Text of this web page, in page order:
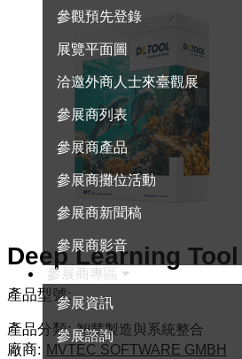
參觀預先登錄
展覽平面圖
洽邀外商人士來臺觀展
參展商列表
參展商產品
參展商攤位活動
參展商新聞稿
參展商影音
參展商專區
參展資訊
參展諮詢
Deep Learning Tool
產品型號:
產品分類:智慧製造與系統整合
廠商: MVTEC SOFTWARE GMBH